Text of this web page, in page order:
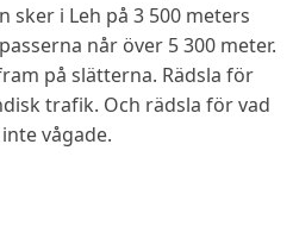
sker i Leh på 3 500 meters
når över 5 300 meter.
på slätterna. Rädsla för
trafik. Och rädsla för vad
vågade.